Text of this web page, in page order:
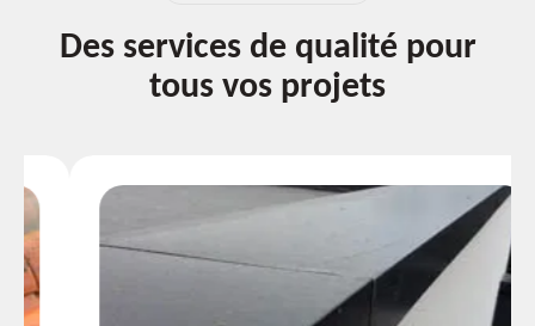
Des services de qualité pour
tous vos projets